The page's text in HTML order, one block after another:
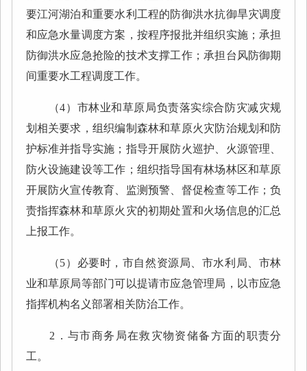
要江河湖泊和重要水利工程的防御洪水抗御旱灾调度
和应急水量调度方案，按程序报批并组织实施；承担
防御洪水应急抢险的技术支撑工作；承担台风防御期
间重要水工程调度工作。
（4）市林业和草原局负责落实综合防灾减灾规
划相关要求，组织编制森林和草原火灾防治规划和防
护标准并指导实施；指导开展防火巡护、火源管理、
防火设施建设等工作；组织指导国有林场林区和草原
开展防火宣传教育、监测预警、督促检查等工作；负
责指挥森林和草原火灾的初期处置和火场信息的汇总
上报工作。
（5）必要时，市自然资源局、市水利局、市林
业和草原局等部门可以提请市应急管理局，以市应急
指挥机构名义部署相关防治工作。
2．与市商务局在救灾物资储备方面的职责分
工。